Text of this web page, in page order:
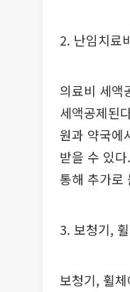
2. 난임치료
의료비 세액
세액공제된
원과 약국에
받을 수 있
통해 추가로
3. 보청기,
보청기, 휠